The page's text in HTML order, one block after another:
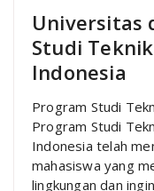
Universitas
Studi
Indonesia
Program Studi
Program Studi
Indonesia telah
mahasiswa yang
lingkungan dan